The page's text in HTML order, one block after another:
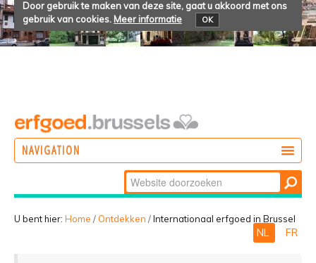
Door gebruik te maken van deze site, gaat u akkoord met ons
gebruik van cookies. Meer informatie OK
NAVIGATION
Zoek
Geavanceerd
zoeken...
U bent hier: Home / Ontdekken /Internationaal erfgoed in Brussel
NL FR